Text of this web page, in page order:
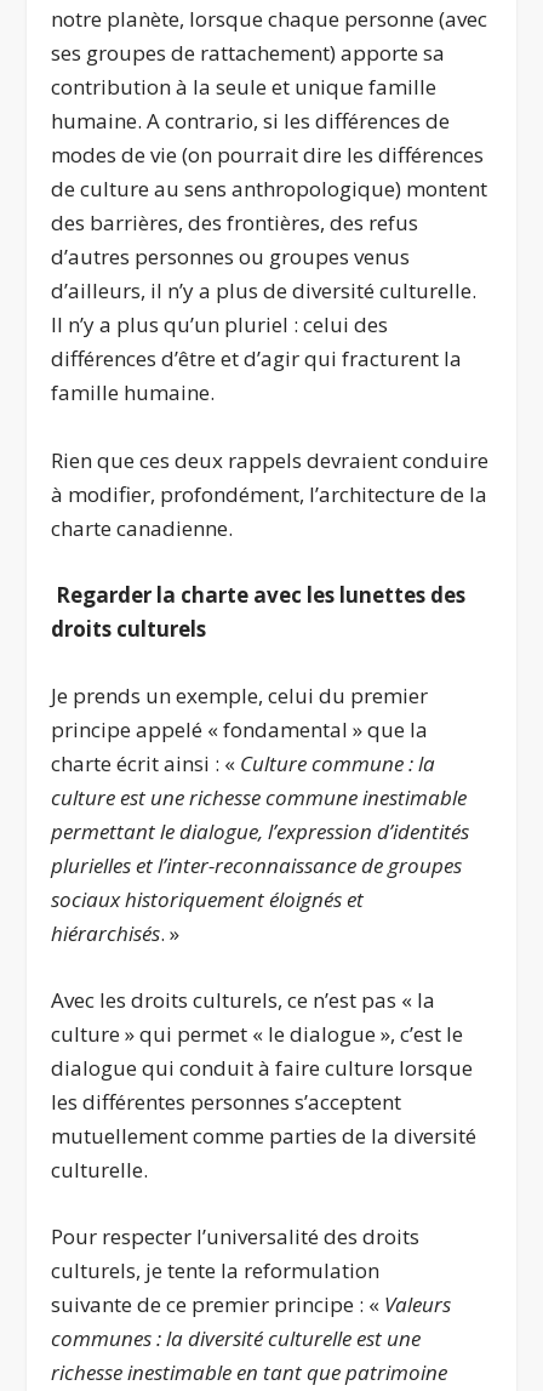
notre planète, lorsque chaque personne (avec
ses groupes de rattachement) apporte sa
contribution à la seule et unique famille
humaine. A contrario, si les différences de
modes de vie (on pourrait dire les différences
de culture au sens anthropologique) montent
des barrières, des frontières, des refus
d’autres personnes ou groupes venus
d’ailleurs, il n’y a plus de diversité culturelle.
Il n’y a plus qu’un pluriel : celui des
différences d’être et d’agir qui fracturent la
famille humaine.
Rien que ces deux rappels devraient conduire
à modifier, profondément, l’architecture de la
charte canadienne.
Regarder la charte avec les lunettes des
droits culturels
Je prends un exemple, celui du premier
principe appelé « fondamental » que la
charte écrit ainsi : « Culture commune : la
culture est une richesse commune inestimable
permettant le dialogue, l’expression d’identités
plurielles et l’inter-reconnaissance de groupes
sociaux historiquement éloignés et
hiérarchisés. »
Avec les droits culturels, ce n’est pas « la
culture » qui permet « le dialogue », c’est le
dialogue qui conduit à faire culture lorsque
les différentes personnes s’acceptent
mutuellement comme parties de la diversité
culturelle.
Pour respecter l’universalité des droits
culturels, je tente la reformulation
suivante de ce premier principe : « Valeurs
communes : la diversité culturelle est une
richesse inestimable en tant que patrimoine